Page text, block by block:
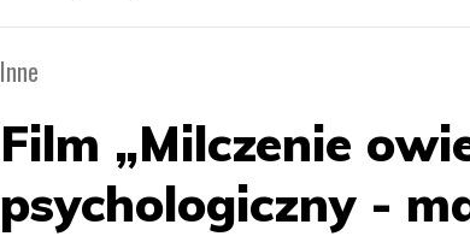
Inne
Film „Milczenie
psychologiczny -